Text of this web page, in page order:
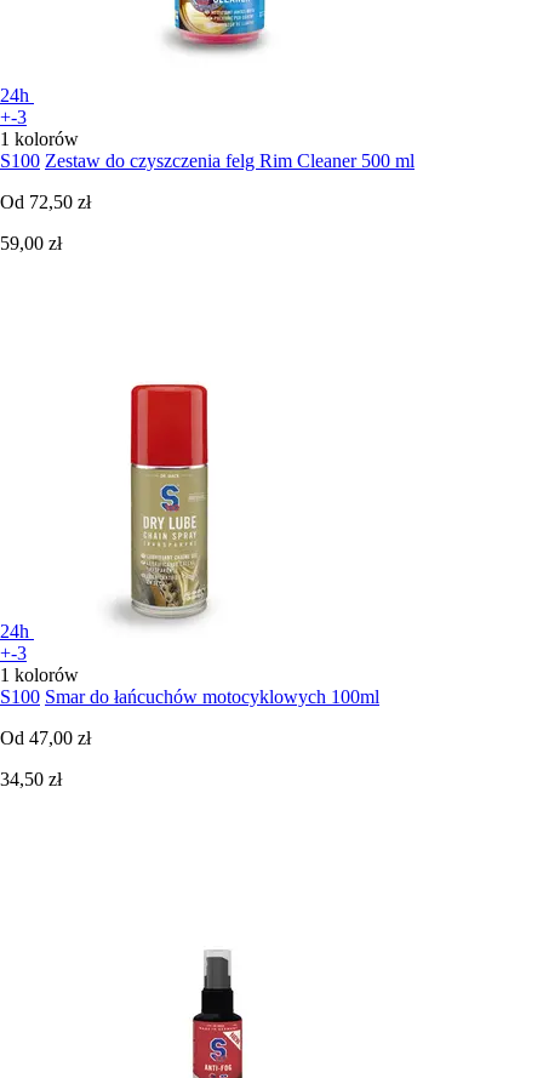
24h
+-3
1 kolorów
S100 Zestaw do czyszczenia felg Rim Cleaner 500 ml
Od 72,50 zł
59,00 zł
24h
+-3
1 kolorów
S100 Smar do łańcuchów motocyklowych 100ml
Od 47,00 zł
34,50 zł